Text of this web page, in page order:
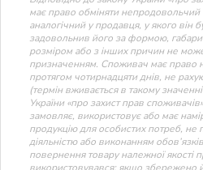
має право обміняти непродовольчий
аналогічний у продавця, у якого
задовольнив його за формою,
розміром або з інших причин не
призначенням. Споживач має право
протягом чотирнадцяти днів, не
(термін вживається в такому
України «про захист прав
замовляє, використовує або має
продукцію для особистих потреб, не
діяльністю або виконанням
повернення товару належної якості
використовувався; якщо збережено